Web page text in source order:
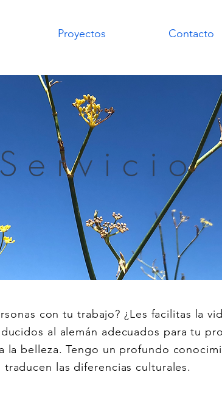
Proyectos Contacto
Servicio
con tu trabajo? ¿Les facilitas la
al alemán adecuados para tu
la belleza. Tengo un profundo
traducen las diferencias culturales.